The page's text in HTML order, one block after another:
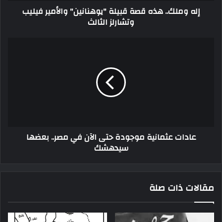
إله وملك.. هذه قصة قبيلة "يوهنانين" والأمير فيليب
وتشارلز الثالث
عادات عثمانية موجودة حتى الآن في مصر.. بعضها
سيدهشك
مقالات ذات صلة